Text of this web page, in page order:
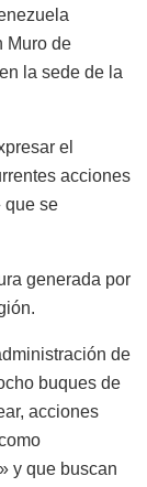
Muro de
la sede de la
el
acciones
que se
generada por
de
buques de
acciones
y que buscan